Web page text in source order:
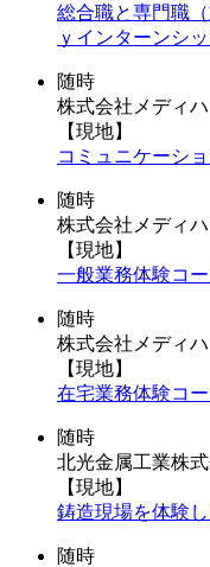
総合職と専門職
ｙインターンシ
随時
株式会社メディ
【現地】
コミュニケーシ
随時
株式会社メディ
【現地】
一般業務体験コ
随時
株式会社メディ
【現地】
在宅業務体験コ
随時
北光金属工業株
【現地】
鋳造現場を体験
随時